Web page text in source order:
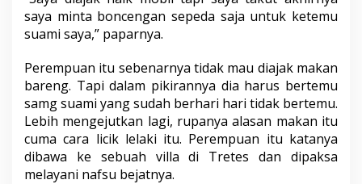
saya minta boncengan sepeda saja untuk ketemu
suami saya,” paparnya.
Perempuan itu sebenarnya tidak mau diajak makan
bareng. Tapi dalam pikirannya dia harus bertemu
samg suami yang sudah berhari hari tidak bertemu.
Lebih mengejutkan lagi, rupanya alasan makan itu
cuma cara licik lelaki itu. Perempuan itu katanya
dibawa ke sebuah villa di Tretes dan dipaksa
melayani nafsu bejatnya.